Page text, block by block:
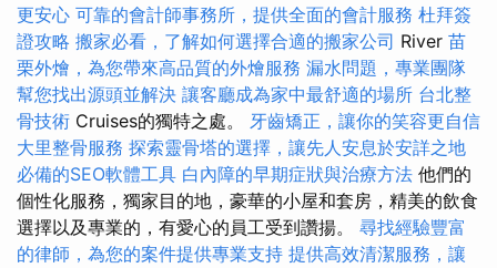
更安心 可靠的會計師事務所，提供全面的會計服務 杜拜簽
證攻略 搬家必看，了解如何選擇合適的搬家公司 River 苗
栗外燴，為您帶來高品質的外燴服務 漏水問題，專業團隊
幫您找出源頭並解決 讓客廳成為家中最舒適的場所 台北整
骨技術 Cruises的獨特之處。 牙齒矯正，讓你的笑容更自信
大里整骨服務 探索靈骨塔的選擇，讓先人安息於安詳之地
必備的SEO軟體工具 白內障的早期症狀與治療方法 他們的
個性化服務，獨家目的地，豪華的小屋和套房，精美的飲食
選擇以及專業的，有愛心的員工受到讚揚。 尋找經驗豐富
的律師，為您的案件提供專業支持 提供高效清潔服務，讓